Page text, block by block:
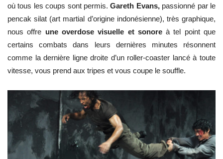
où tous les coups sont permis.Gareth Evans, passionné par le
pencak silat (art martial d’origine indonésienne), très graphique,
nous offre une overdose visuelle et sonoreà tel point que
certains combats dans leurs dernières minutes résonnent
comme la dernière ligne droite d’un roller-coaster lancé à toute
vitesse, vous prend aux tripes et vous coupe le souffle.